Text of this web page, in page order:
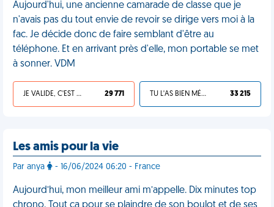
Aujourd'hui, une ancienne camarade de classe que je
n'avais pas du tout envie de revoir se dirige vers moi à la
fac. Je décide donc de faire semblant d'être au
téléphone. Et en arrivant près d'elle, mon portable se met
à sonner. VDM
JE VALIDE, C'EST UNE VDM 29 771 TU L'AS BIEN MÉRITÉ 33 215
Les amis pour la vie
Par anya - 16/06/2024 06:20 - France
Aujourd’hui, mon meilleur ami m’appelle. Dix minutes top